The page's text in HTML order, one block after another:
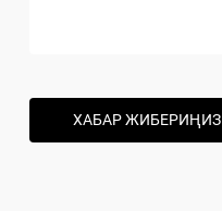
ХАБАР ЖИБЕРИҢИЗ